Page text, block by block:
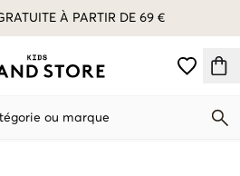
À PARTIR DE 69 €
ou marque